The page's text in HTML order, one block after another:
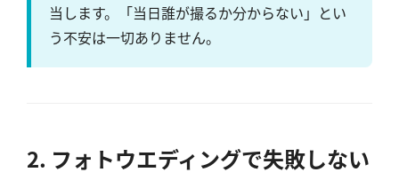
当します。「当日誰が撮るか分からない」とい
う不安は一切ありません。
2. フォトウエディングで失敗しない